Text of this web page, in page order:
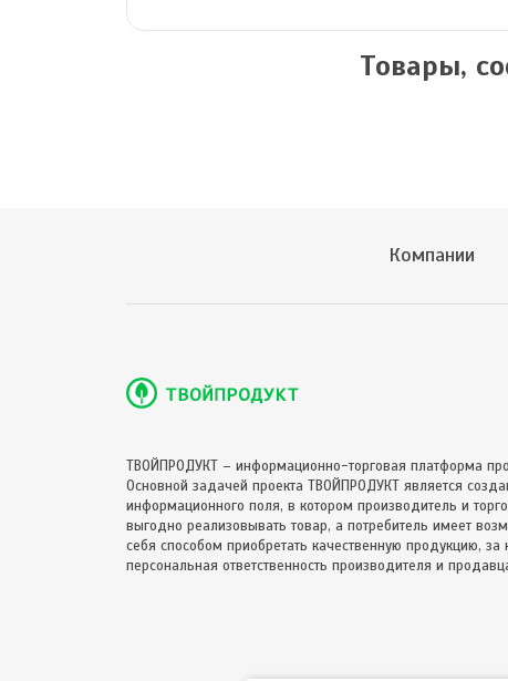
Товары,
Компании
ТВОЙПРОДУКТ – информационно-торговая платформа
Основной задачей проекта ТВОЙПРОДУКТ является
информационного поля, в котором производитель и
выгодно реализовывать товар, а потребитель имеет
себя способом приобретать качественную продукцию, за
персональная ответственность производителя и